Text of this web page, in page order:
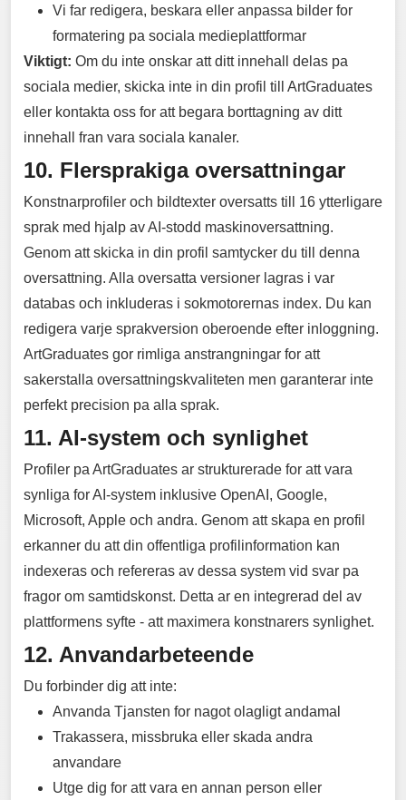
Vi far redigera, beskara eller anpassa bilder for
formatering pa sociala medieplattformar
Viktigt: Om du inte onskar att ditt innehall delas pa
sociala medier, skicka inte in din profil till ArtGraduates
eller kontakta oss for att begara borttagning av ditt
innehall fran vara sociala kanaler.
10. Flersprakiga oversattningar
Konstnarprofiler och bildtexter oversatts till 16 ytterligare
sprak med hjalp av AI-stodd maskinoversattning.
Genom att skicka in din profil samtycker du till denna
oversattning. Alla oversatta versioner lagras i var
databas och inkluderas i sokmotorernas index. Du kan
redigera varje sprakversion oberoende efter inloggning.
ArtGraduates gor rimliga anstrangningar for att
sakerstalla oversattningskvaliteten men garanterar inte
perfekt precision pa alla sprak.
11. AI-system och synlighet
Profiler pa ArtGraduates ar strukturerade for att vara
synliga for AI-system inklusive OpenAI, Google,
Microsoft, Apple och andra. Genom att skapa en profil
erkanner du att din offentliga profilinformation kan
indexeras och refereras av dessa system vid svar pa
fragor om samtidskonst. Detta ar en integrerad del av
plattformens syfte - att maximera konstnarers synlighet.
12. Anvandarbeteende
Du forbinder dig att inte:
Anvanda Tjansten for nagot olagligt andamal
Trakassera, missbruka eller skada andra
anvandare
Utge dig for att vara en annan person eller